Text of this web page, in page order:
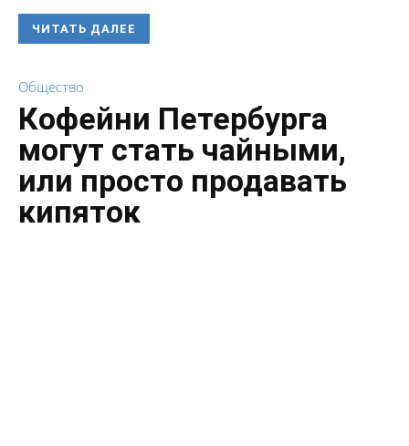
ЧИТАТЬ ДАЛЕЕ
Общество
Кофейни Петербурга
могут стать чайными,
или просто продавать
кипяток